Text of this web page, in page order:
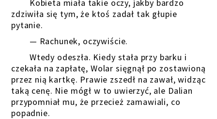
Kobieta miała takie oczy, jakby bardzo
zdziwiła się tym, że ktoś zadał tak głupie
pytanie.
— Rachunek, oczywiście.
Wtedy odeszła. Kiedy stała przy barku i
czekała na zapłatę, Wolar sięgnął po zostawioną
przez nią kartkę. Prawie zszedł na zawał, widząc
taką cenę. Nie mógł w to uwierzyć, ale Dalian
przypomniał mu, że przecież zamawiali, co
popadnie.